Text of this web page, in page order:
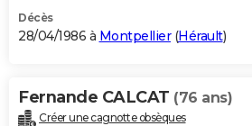
Décès
28/04/1986 à Montpellier(Hérault)
Fernande CALCAT (76 ans)
Créer une cagnotte obsèques